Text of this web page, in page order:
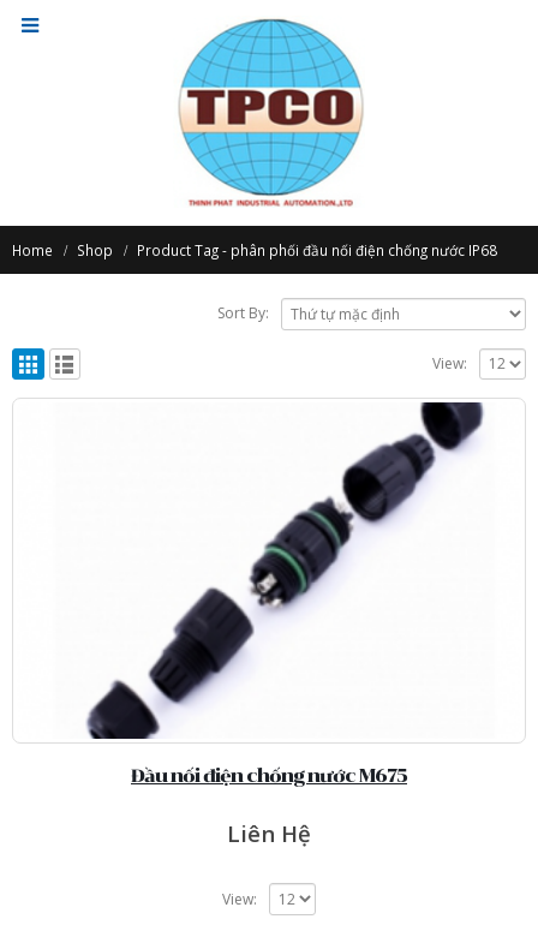
Home Shop Product Tag - phân phối đầu nối điện chống nước IP68
Sort By:
View:
Đầu nối điện chống nước M675
Liên Hệ
View: